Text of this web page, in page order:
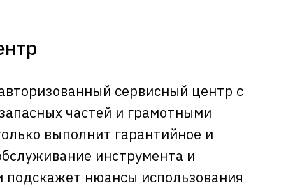
сервисный центр с
частей и грамотными
выполнит гарантийное и
инструмента и
подскажет нюансы использования